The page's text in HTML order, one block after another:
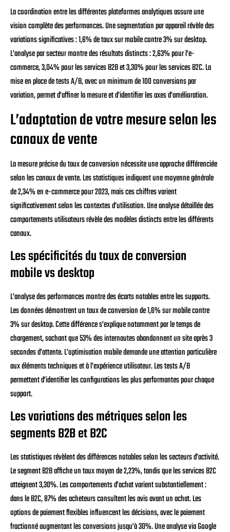
La coordination entre les différentes plateformes analytiques assure une
vision complète des performances. Une segmentation par appareil révèle des
variations significatives : 1,6% de taux sur mobile contre 3% sur desktop.
L’analyse par secteur montre des résultats distincts : 2,63% pour l’e-
commerce, 3,04% pour les services B2B et 3,30% pour les services B2C. La
mise en place de tests A/B, avec un minimum de 100 conversions par
variation, permet d’affiner la mesure et d’identifier les axes d’amélioration.
L’adaptation de votre mesure selon les
canaux de vente
La mesure précise du taux de conversion nécessite une approche différenciée
selon les canaux de vente. Les statistiques indiquent une moyenne générale
de 2,34% en e-commerce pour 2023, mais ces chiffres varient
significativement selon les contextes d’utilisation. Une analyse détaillée des
comportements utilisateurs révèle des modèles distincts entre les différents
canaux.
Les spécificités du taux de conversion
mobile vs desktop
L’analyse des performances montre des écarts notables entre les supports.
Les données démontrent un taux de conversion de 1,6% sur mobile contre
3% sur desktop. Cette différence s’explique notamment par le temps de
chargement, sachant que 53% des internautes abandonnent un site après 3
secondes d’attente. L’optimisation mobile demande une attention particulière
aux éléments techniques et à l’expérience utilisateur. Les tests A/B
permettent d’identifier les configurations les plus performantes pour chaque
support.
Les variations des métriques selon les
segments B2B et B2C
Les statistiques révèlent des différences notables selon les secteurs d’activité.
Le segment B2B affiche un taux moyen de 2,23%, tandis que les services B2C
atteignent 3,30%. Les comportements d’achat varient substantiellement :
dans le B2C, 87% des acheteurs consultent les avis avant un achat. Les
options de paiement flexibles influencent les décisions, avec le paiement
fractionné augmentant les conversions jusqu’à 30%. Une analyse via Google